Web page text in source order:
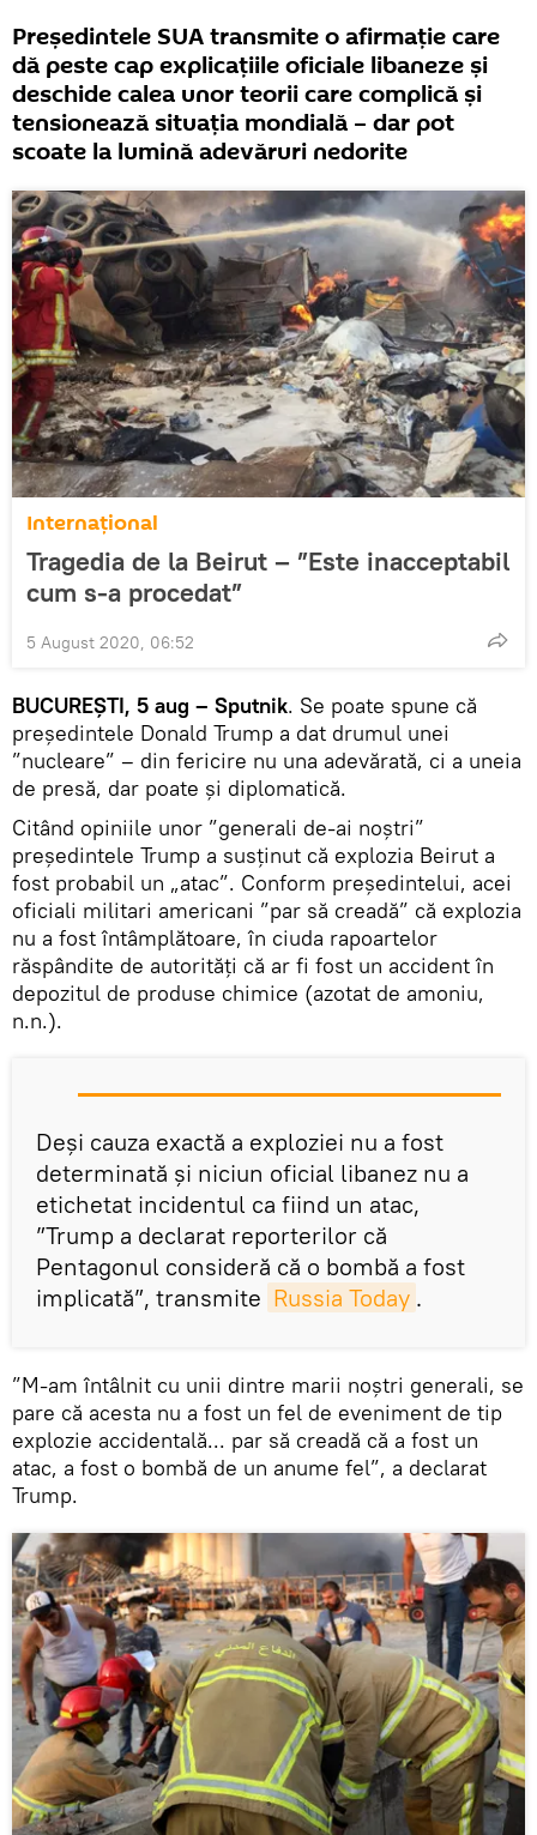
Președintele SUA transmite o afirmație care
dă peste cap explicațiile oficiale libaneze și
deschide calea unor teorii care complică și
tensionează situația mondială – dar pot
scoate la lumină adevăruri nedorite
Internaţional
Tragedia de la Beirut – ”Este inacceptabil
cum s-a procedat”
5 August 2020, 06:52
BUCUREȘTI, 5 aug – Sputnik. Se poate spune că
președintele Donald Trump a dat drumul unei
”nucleare” – din fericire nu una adevărată, ci a uneia
de presă, dar poate și diplomatică.
Citând opiniile unor ”generali de-ai noștri”
președintele Trump a susținut că explozia Beirut a
fost probabil un „atac”. Conform președintelui, acei
oficiali militari americani ”par să creadă” că explozia
nu a fost întâmplătoare, în ciuda rapoartelor
răspândite de autorități că ar fi fost un accident în
depozitul de produse chimice (azotat de amoniu,
n.n.).
Deși cauza exactă a exploziei nu a fost
determinată și niciun oficial libanez nu a
etichetat incidentul ca fiind un atac,
”Trump a declarat reporterilor că
Pentagonul consideră că o bombă a fost
implicată”, transmite Russia Today .
”M-am întâlnit cu unii dintre marii noștri generali, se
pare că acesta nu a fost un fel de eveniment de tip
explozie accidentală... par să creadă că a fost un
atac, a fost o bombă de un anume fel”, a declarat
Trump.